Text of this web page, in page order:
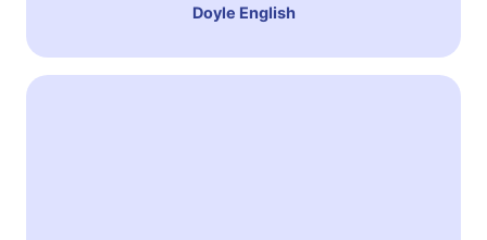
Doyle English